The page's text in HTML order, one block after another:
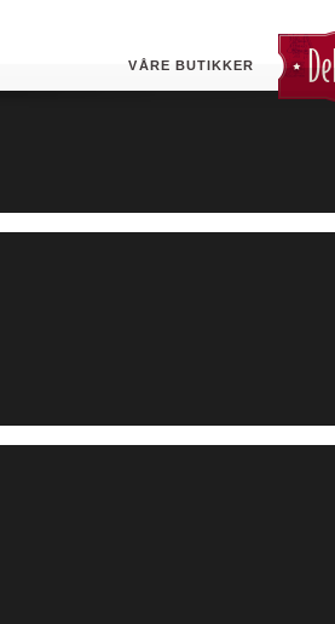
VÅRE BUTIKKER